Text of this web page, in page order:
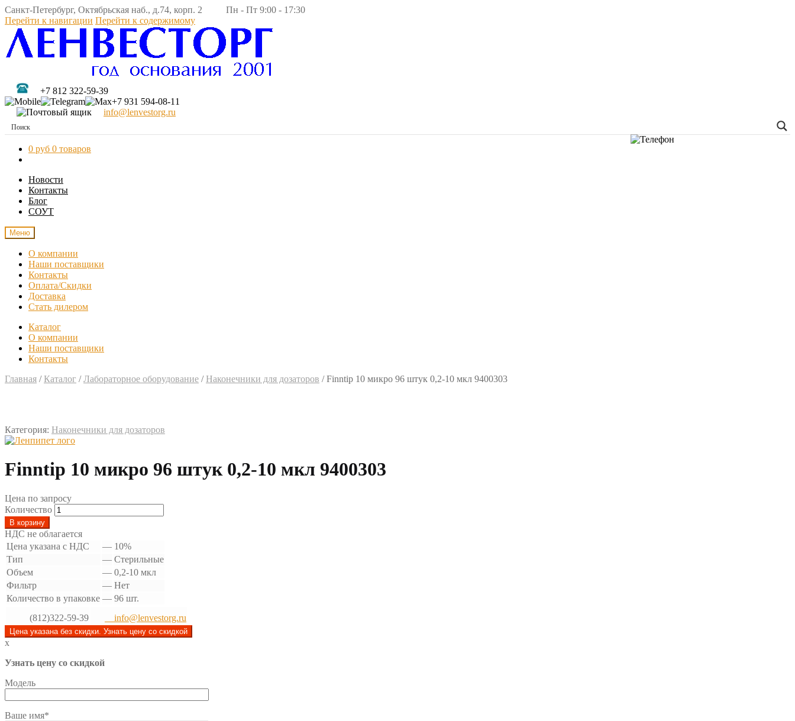
Санкт-Петербург, Октябрьская наб., д.74, корп. 2 Пн - Пт 9:00 - 17:30
Перейти к навигации Перейти к содержимому
+7 812 322-59-39
+7 931 594-08-11
info@lenvestorg.ru
0 руб 0 товаров
Новости
Контакты
Блог
СОУТ
Меню
О компании
Наши поставщики
Контакты
Оплата/Скидки
Доставка
Стать дилером
Каталог
О компании
Наши поставщики
Контакты
Главная / Каталог /Лабораторное оборудование / Наконечники для дозаторов /Finntip 10 микро 96 штук 0,2-10 мкл 9400303
Категория: Наконечники для дозаторов
Finntip 10 микро 96 штук 0,2-10 мкл 9400303
Цена по запросу
Количество
В корзину
НДС не облагается
Цена указана с НДС
— 10%
Тип
— Стерильные
Объем
— 0,2-10 мкл
Фильтр
— Нет
Количество в упаковке — 96 шт.
(812)322-59-39
info@lenvestorg.ru
Цена указана без скидки. Узнать цену со скидкой
x
Узнать цену со скидкой
Модель
Ваше имя*